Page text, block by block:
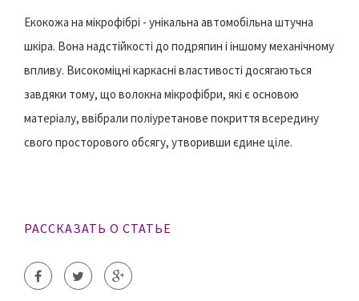
Екокожа на мікрофібрі - унікальна автомобільна штучна
шкіра. Вона надстійкості до подряпин і іншому механічному
впливу. Високоміцні каркасні властивості досягаються
завдяки тому, що волокна мікрофібри, які є основою
матеріалу, ввібрали поліуретанове покриття всередину
свого просторового обсягу, утворивши єдине ціле.
РАССКАЗАТЬ О СТАТЬЕ